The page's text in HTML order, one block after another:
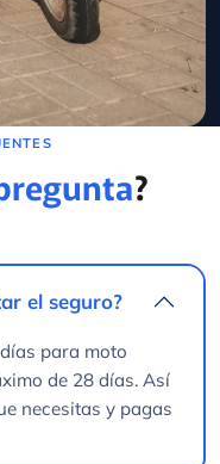
?
para moto
necesitas y pagas